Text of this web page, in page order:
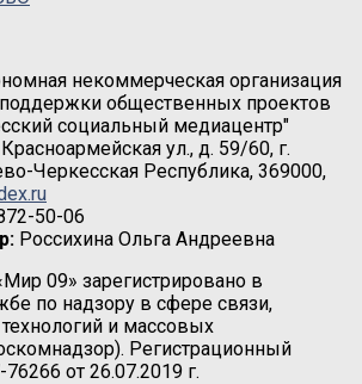
некоммерческая организация
общественных проектов
социальный медиацентр"
Красноармейская ул., д. 59/60, г.
Черкесская Республика, 369000,
50-06
Россихина Ольга Андреевна
09» зарегистрировано в
по надзору в сфере связи,
и массовых
Регистрационный
от 26.07.2019 г.